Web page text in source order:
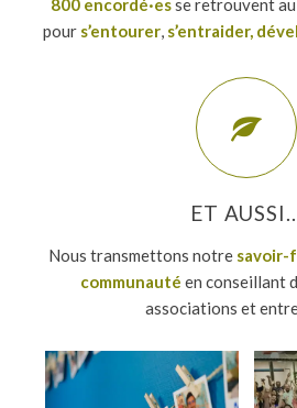
pour s’entourer, s’entraider,
ET AUSSI...
Nous transmettons notre savoir-
communauté en conseillant
associations et